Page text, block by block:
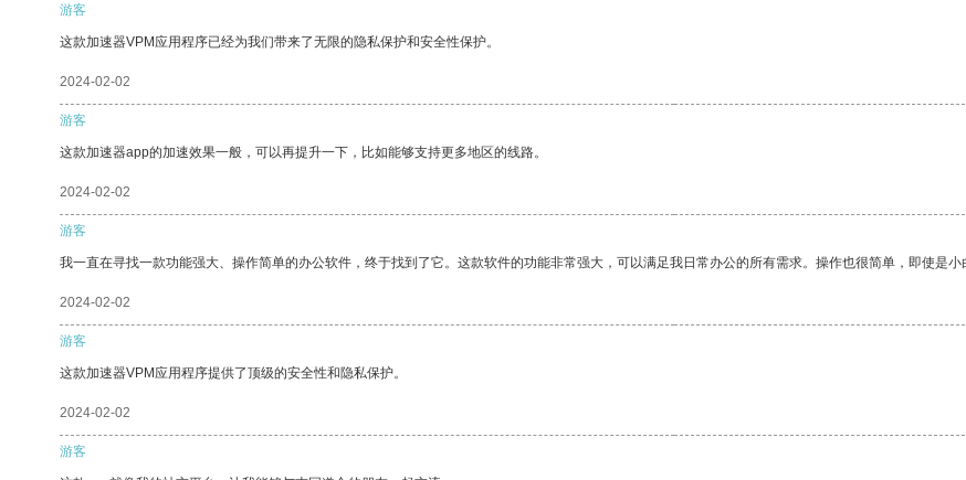
游客
这款加速器VPM应用程序已经为我们带来了无限的隐私保护和安全性保护。
2024-02-02
游客
这款加速器app的加速效果一般，可以再提升一下，比如能够支持更多地区的线路。
2024-02-02
游客
我一直在寻找一款功能强大、操作简单的办公软件，终于找到了它。这款软件的功能非常强大，可以满足我日常办公的所有需求。操作也很简单，即使是小
2024-02-02
游客
这款加速器VPM应用程序提供了顶级的安全性和隐私保护。
2024-02-02
游客